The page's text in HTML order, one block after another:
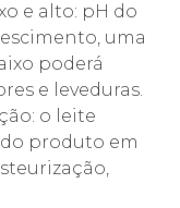
e alto: pH do
uma
poderá
e leveduras.
o leite
produto em